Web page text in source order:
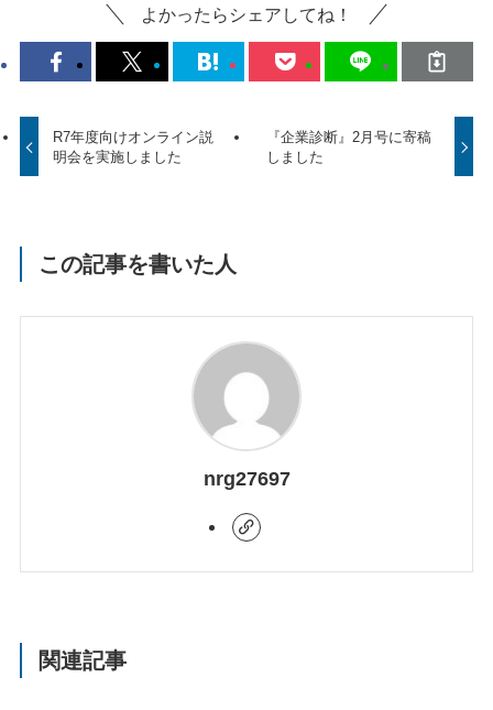
よかったらシェアしてね！
R7年度向けオンライン説
明会を実施しました
『企業診断』2月号に寄稿
しました
この記事を書いた人
nrg27697
関連記事